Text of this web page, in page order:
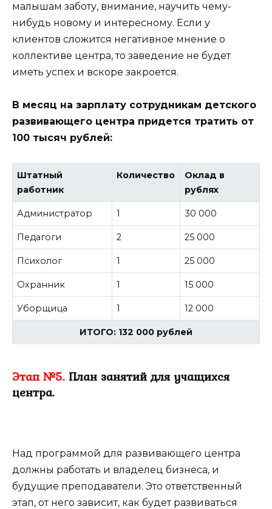
малышам заботу, внимание, научить чему-
нибудь новому и интересному. Если у
клиентов сложится негативное мнение о
коллективе центра, то заведение не будет
иметь успех и вскоре закроется.
В месяц на зарплату сотрудникам детского
развивающего центра придется тратить от
100 тысяч рублей:
Штатный
работник
Количество
Оклад в
рублях
Администратор 1 30 000
Педагоги 2 25 000
Психолог 1 25 000
Охранник 1 15 000
Уборщица 1 12 000
ИТОГО: 132 000 рублей
Этап №5. План занятий для учащихся
центра.
Над программой для развивающего центра
должны работать и владелец бизнеса, и
будущие преподаватели. Это ответственный
этап, от него зависит, как будет развиваться